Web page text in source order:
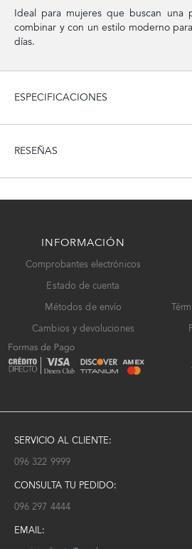
Ideal para mujeres que buscan una
combinar y con un estilo moderno
días.
ESPECIFICACIONES
RESEÑAS
INFORMACIÓN
Comprobantes electrónicos
Estado de cuenta
Métodos de envío
Cambios y devoluciones
SERVICIO AL CLIENTE:
096 322 9999
CONSULTA TU PEDIDO:
096 297 4444
EMAIL: